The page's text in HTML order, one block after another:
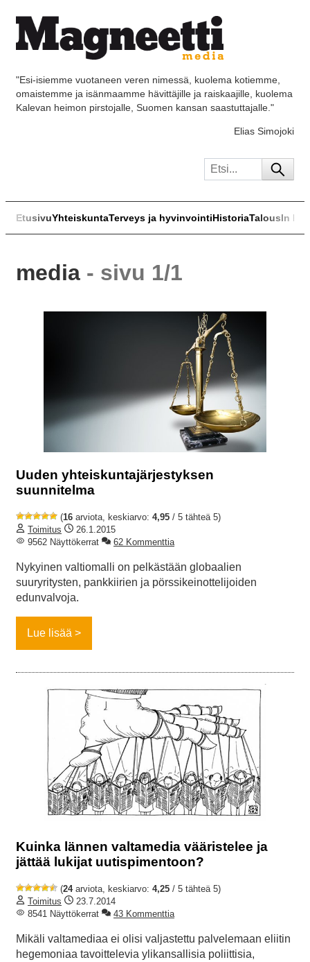
"Esi-isiemme vuotaneen veren nimessä, kuolema kotiemme,
omaistemme ja isänmaamme hävittäjille ja raiskaajille, kuolema
Kalevan heimon pirstojalle, Suomen kansan saastuttajalle."
Elias Simojoki
EtusivuYhteiskuntaTerveys ja hyvinvointiHistoriaTalousIn
media - sivu 1/1
Uuden yhteiskuntajärjestyksen
suunnitelma
(16 arviota, keskiarvo: 4,95 / 5 tähteä 5)
Toimitus
26.1.2015
9562 Näyttökerrat
62 Kommenttia
Nykyinen valtiomalli on pelkästään globaalien
suuryritysten, pankkiirien ja pörssikeinottelijoiden
edunvalvoja.
Lue lisää
Kuinka lännen valtamedia vääristelee ja
jättää lukijat uutispimentoon?
(24arviota, keskiarvo: 4,25 / 5 tähteä 5)
Toimitus
23.7.2014
8541 Näyttökerrat
43 Kommenttia
Mikäli valtamediaa ei olisi valjastettu palvelemaan eliitin
hegemoniaa tavoittelevia ylikansallisia poliittisia,